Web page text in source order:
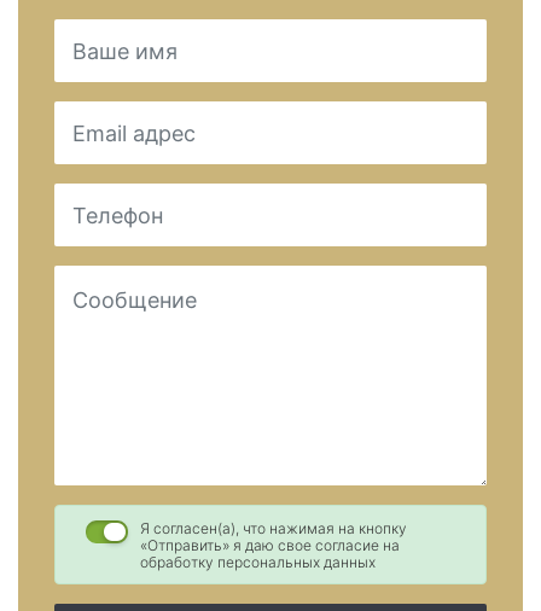
Я согласен(а), что нажимая на кнопку
«Отправить» я даю свое согласие на
обработку персональных данных